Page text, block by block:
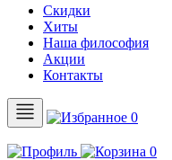
Скидки
Хиты
Наша философия
Акции
Контакты
0
0